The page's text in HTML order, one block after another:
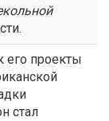
его проекты
стал